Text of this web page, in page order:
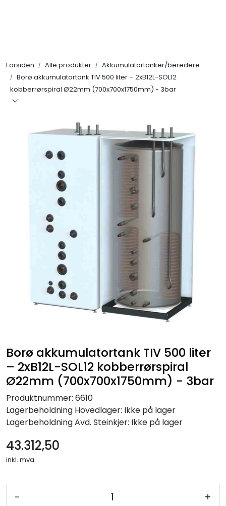
Forsiden Alle produkter
Akkumulatortanker/beredere
Borø akkumulatortank TIV 500 liter – 2xB12L-SOL12
kobberrørspiral Ø22mm (700x700x1750mm) - 3bar
Borø akkumulatortank TIV 500 liter
– 2xB12L-SOL12 kobberrørspiral
Ø22mm (700x700x1750mm) - 3bar
Produktnummer: 6610
Lagerbeholdning Hovedlager: Ikke på lager
LagerbeholdningAvd. Steinkjer: Ikke på lager
43.312,50
inkl. mva.
- +
KAMPANJER
Kontakt Oss
Søk om proffkundekonto
Reservedeler
Be om tilbud